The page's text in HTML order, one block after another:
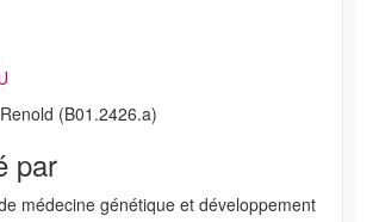
(B01.2426.a)
par
médecine génétique et développement